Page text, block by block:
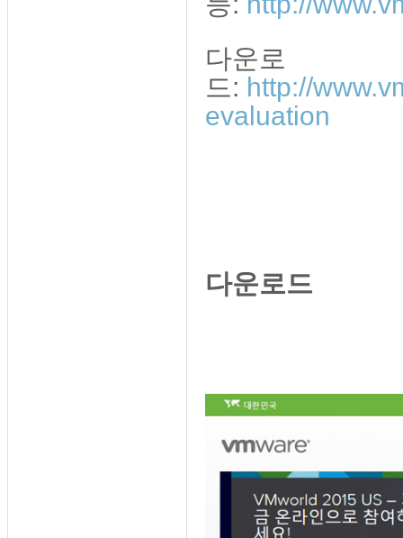
다운로
드: http://
evaluation
다운로드